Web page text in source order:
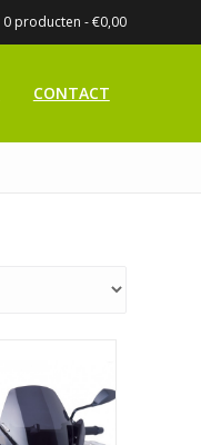
0 producten -€0,00
CONTACT